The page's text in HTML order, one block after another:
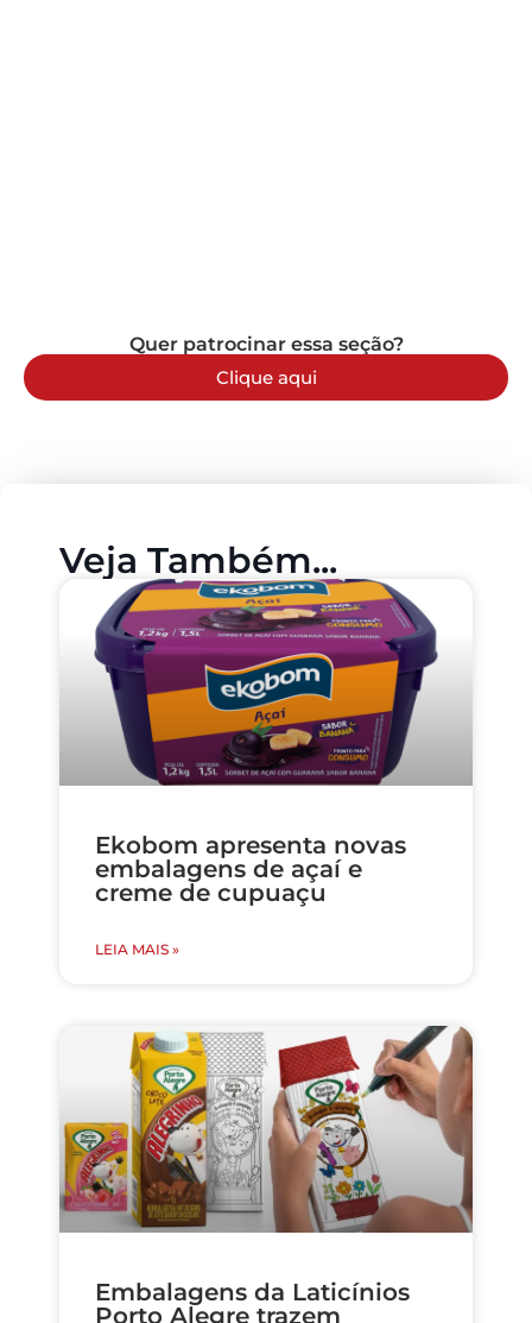
Quer patrocinar essa seção?
Clique aqui
Veja Também...
Ekobom apresenta novas
embalagens de açaí e
creme de cupuaçu
LEIA MAIS »
Embalagens da Laticínios
Porto Alegre trazem